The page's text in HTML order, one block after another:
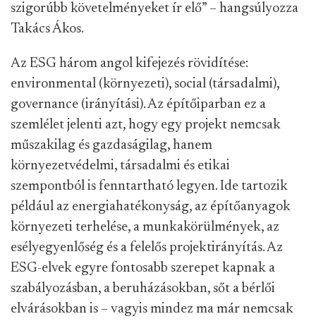
szigorúbb követelményeket ír elő” – hangsúlyozza
Takács Ákos.
Az ESG három angol kifejezés rövidítése:
environmental (környezeti), social (társadalmi),
governance (irányítási). Az építőiparban ez a
szemlélet jelenti azt, hogy egy projekt nemcsak
műszakilag és gazdaságilag, hanem
környezetvédelmi, társadalmi és etikai
szempontból is fenntartható legyen. Ide tartozik
például az energiahatékonyság, az építőanyagok
környezeti terhelése, a munkakörülmények, az
esélyegyenlőség és a felelős projektirányítás. Az
ESG-elvek egyre fontosabb szerepet kapnak a
szabályozásban, a beruházásokban, sőt a bérlői
elvárásokban is – vagyis mindez ma már nemcsak